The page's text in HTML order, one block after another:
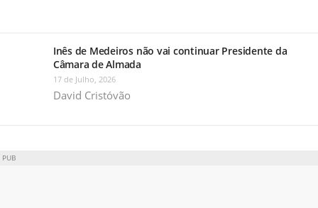
Inês de Medeiros não vai continuar Presidente da
Câmara de Almada
17 de Julho, 2026
David Cristóvão
PUB